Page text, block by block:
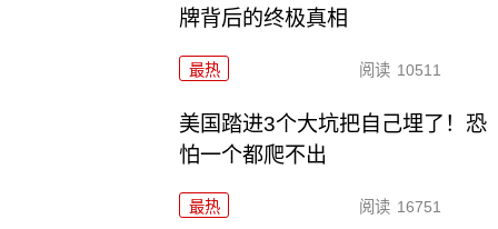
牌背后的终极真相
最热 阅读 10511
美国踏进3个大坑把自己埋了！恐
怕一个都爬不出
最热 阅读 16751